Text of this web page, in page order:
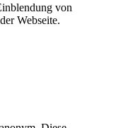
von
Webseite.